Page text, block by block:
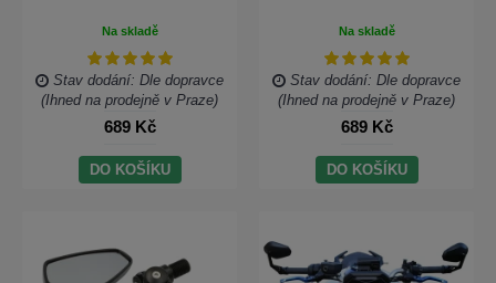
Na skladě
Stav dodání: Dle dopravce
(Ihned na prodejně v Praze)
689 Kč
DO KOŠÍKU
Na skladě
Stav dodání: Dle dopravce
(Ihned na prodejně v Praze)
689 Kč
DO KOŠÍKU